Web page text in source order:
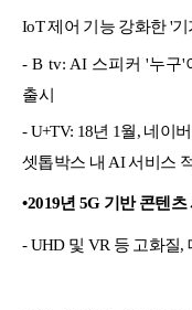
IoT 제어 기능 강화한 '
- B tv: AI 스피커 '누구'
출시
- U+TV: 18년 1월, 네이
셋톱박스 내 AI 서비스
•2019년 5G 기반 콘텐
- UHD 및 VR 등 고화질